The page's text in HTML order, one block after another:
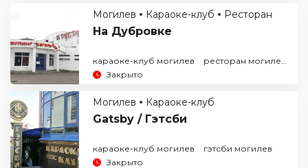
По рейтингуМогилев Караоке-клуб Ресторан
На Дубровке
караоке-клуб могилев
ресторан могилев
Закрыто
Могилев Караоке-клуб
Gatsby / Гэтсби
караоке-клуб могилев
гэтсби могилев
Закрыто